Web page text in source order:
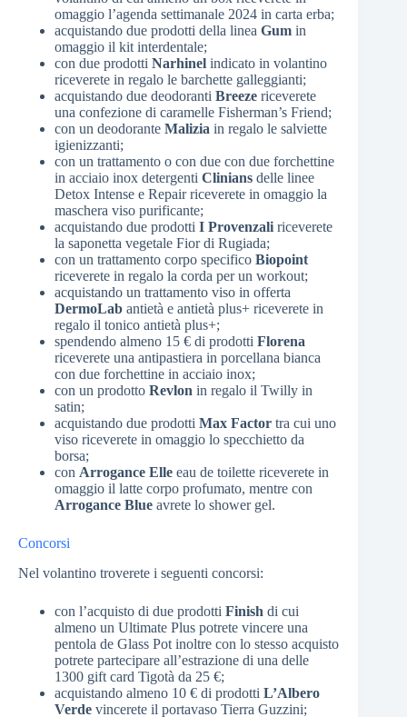
omaggio l’agenda settimanale 2024 in carta erba;
acquistando due prodotti della linea Gum in
omaggio il kit interdentale;
con due prodotti Narhinel indicato in volantino
riceverete in regalo le barchette galleggianti;
acquistando due deodoranti Breeze riceverete
una confezione di caramelle Fisherman’s Friend;
con un deodorante Malizia in regalo le salviette
igienizzanti;
con un trattamento o con due con due forchettine
in acciaio inox detergenti Clinians delle linee
Detox Intense e Repair riceverete in omaggio la
maschera viso purificante;
acquistando due prodotti I Provenzali riceverete
la saponetta vegetale Fior di Rugiada;
con un trattamento corpo specifico Biopoint
riceverete in regalo la corda per un workout;
acquistando un trattamento viso in offerta
DermoLab antietà e antietà plus+ riceverete in
regalo il tonico antietà plus+;
spendendo almeno 15 € di prodotti Florena
riceverete una antipastiera in porcellana bianca
con due forchettine in acciaio inox;
con un prodotto Revlon in regalo il Twilly in
satin;
acquistando due prodotti Max Factor tra cui uno
viso riceverete in omaggio lo specchietto da
borsa;
con Arrogance Elle eau de toilette riceverete in
omaggio il latte corpo profumato, mentre con
Arrogance Blue avrete lo shower gel.
Concorsi
Nel volantino troverete i seguenti concorsi:
con l’acquisto di due prodotti Finish di cui
almeno un Ultimate Plus potrete vincere una
pentola de Glass Pot inoltre con lo stesso acquisto
potrete partecipare all’estrazione di una delle
1300 gift card Tigotà da 25 €;
acquistando almeno 10 € di prodotti L’Albero
Verde vincerete il portavaso Tierra Guzzini;